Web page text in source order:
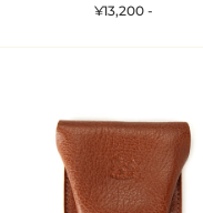
¥13,200 -